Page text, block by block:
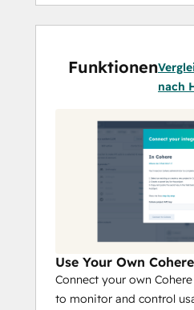
Select any
Cohere project
such as
over AI usage
Cohere
stored by the
processed
Funktionen
nach
Use Your Own
Connect your own
to monitor and control